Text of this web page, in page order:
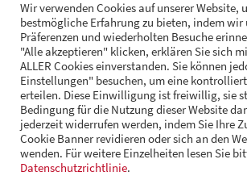
RECHT
FOLGE UNS
© Andrä Consulting Datenschutz
Wir verwenden Cookies auf unserer Website,
bestmögliche Erfahrung zu bieten, indem wir
Präferenzen und wiederholten Besuche
"Alle akzeptieren" klicken, erklären Sie sich
ALLER Cookies einverstanden. Sie können
Einstellungen" besuchen, um eine
erteilen. Diese Einwilligung ist freiwillig, sie
Bedingung für die Nutzung dieser Website
jederzeit widerrufen werden, indem Sie Ihre
Cookie Banner revidieren oder sich an den
wenden. Für weitere Einzelheiten lesen Sie
Datenschutzrichtlinie.